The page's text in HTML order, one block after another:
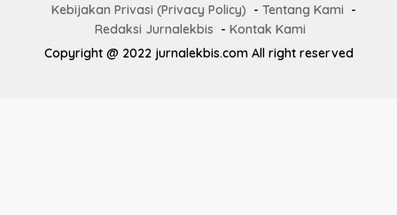
Kebijakan Privasi (Privacy Policy)
Tentang Kami
Redaksi Jurnalekbis
Kontak Kami
Copyright @ 2022 jurnalekbis.com All right reserved